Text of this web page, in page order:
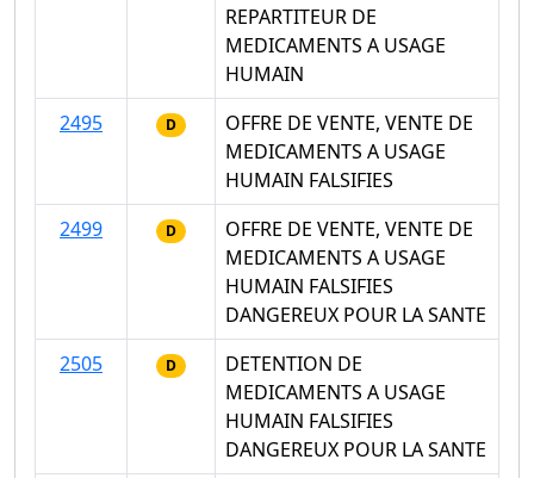
REPARTITEUR DE
MEDICAMENTS A USAGE
HUMAIN
2495
D
OFFRE DE VENTE, VENTE DE
MEDICAMENTS A USAGE
HUMAIN FALSIFIES
2499
D
OFFRE DE VENTE, VENTE DE
MEDICAMENTS A USAGE
HUMAIN FALSIFIES
DANGEREUX POUR LA SANTE
2505
D
DETENTION DE
MEDICAMENTS A USAGE
HUMAIN FALSIFIES
DANGEREUX POUR LA SANTE